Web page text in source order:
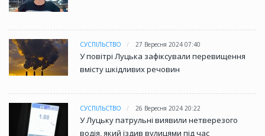
СУСПІЛЬСТВО 27 Вересня 2024 07:40
У повітрі Луцька зафіксували перевищення
вмісту шкідливих речовин
СУСПІЛЬСТВО 26 Вересня 2024 20:22
У Луцьку патрульні виявили нетверезого
водія, який їздив вулицями під час